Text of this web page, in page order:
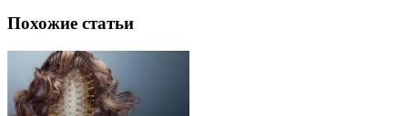
Похожие статьи